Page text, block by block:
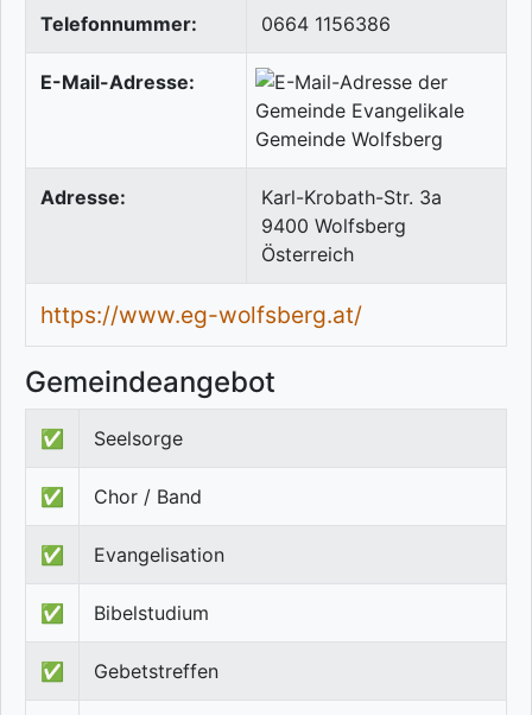
Telefonnummer: 0664 1156386
E-Mail-Adresse:
Adresse:
Karl-Krobath-Str. 3a
9400 Wolfsberg
Österreich
https://www.eg-wolfsberg.at/
Gemeindeangebot
✅ Seelsorge
✅ Chor / Band
✅ Evangelisation
✅ Bibelstudium
✅ Gebetstreffen